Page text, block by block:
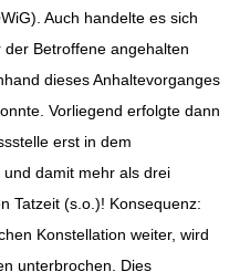
Auch handelte es sich
Betroffene angehalten
dieses Anhaltevorganges
Vorliegend erfolgte dann
erst in dem
damit mehr als drei
Tatzeit (s.o.)! Konsequenz:
Konstellation weiter, wird
unterbrochen. Dies